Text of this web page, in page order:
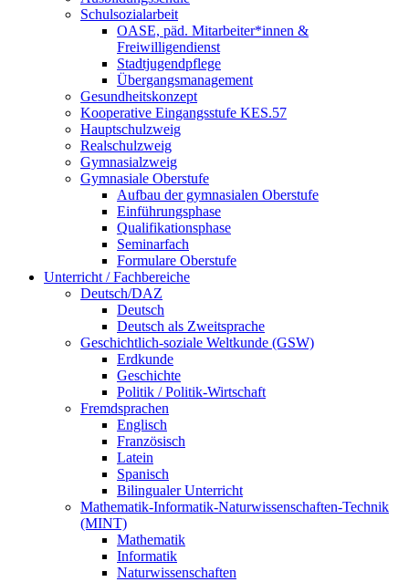
Schulsozialarbeit
OASE, päd. Mitarbeiter*innen &
Freiwilligendienst
Stadtjugendpflege
Übergangsmanagement
Gesundheitskonzept
Kooperative Eingangsstufe KES.57
Hauptschulzweig
Realschulzweig
Gymnasialzweig
Gymnasiale Oberstufe
Aufbau der gymnasialen Oberstufe
Einführungsphase
Qualifikationsphase
Seminarfach
Formulare Oberstufe
Unterricht / Fachbereiche
Deutsch/DAZ
Deutsch
Deutsch als Zweitsprache
Geschichtlich-soziale Weltkunde (GSW)
Erdkunde
Geschichte
Politik / Politik-Wirtschaft
Fremdsprachen
Englisch
Französisch
Latein
Spanisch
Bilingualer Unterricht
Mathematik-Informatik-Naturwissenschaften-Technik
(MINT)
Mathematik
Informatik
Naturwissenschaften